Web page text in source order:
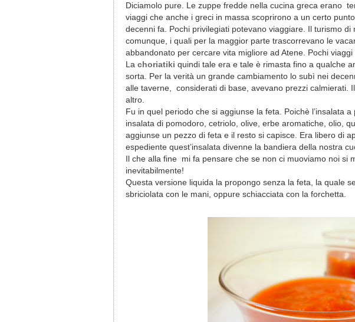
Diciamolo pure. Le zuppe fredde nella cucina greca erano
viaggi che anche i greci in massa scoprirono a un certo
decenni fa. Pochi privilegiati potevano viaggiare. Il turismo
comunque, i quali per la maggior parte trascorrevano le
abbandonato per cercare vita migliore ad Atene. Pochi
La choriatiki quindi tale era e tale è rimasta fino a qualche
sorta. Per la verità un grande cambiamento lo subì nei
alle taverne, considerati di base, avevano prezzi calmierati.
altro.
Fu in quel periodo che si aggiunse la feta. Poichè l’insalata
insalata di pomodoro, cetriolo, olive, erbe aromatiche, olio,
aggiunse un pezzo di feta e il resto si capisce. Era libero di
espediente quest’insalata divenne la bandiera della nostra
Il che alla fine mi fa pensare che se non ci muoviamo noi si
inevitabilmente!
Questa versione liquida la propongo senza la feta, la quale
sbriciolata con le mani, oppure schiacciata con la forchetta.